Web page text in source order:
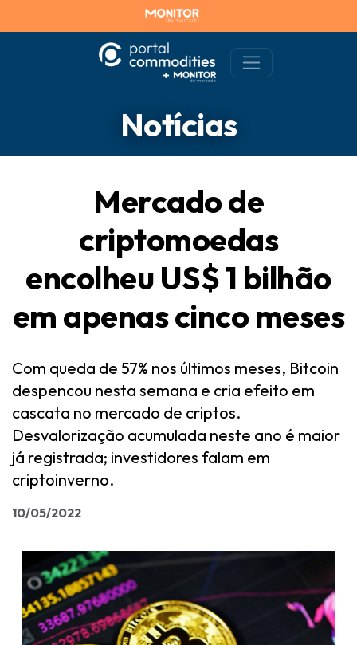
Notícias
Mercado de
criptomoedas
encolheu US$ 1 bilhão
em apenas cinco meses
Com queda de 57% nos últimos meses, Bitcoin
despencou nesta semana e cria efeito em
cascata no mercado de criptos.
Desvalorização acumulada neste ano é maior
já registrada; investidores falam em
criptoinverno.
10/05/2022